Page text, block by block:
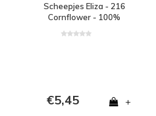
Scheepjes Eliza - 216
Cornflower - 100%
€5,45 +